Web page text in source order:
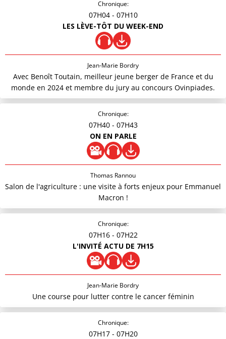
Chronique:
07H04 - 07H10
LES LÈVE-TÔT DU WEEK-END
Jean-Marie Bordry
Avec Benoît Toutain, meilleur jeune berger de France et du
monde en 2024 et membre du jury au concours Ovinpiades.
Chronique:
07H40 - 07H43
ON EN PARLE
Thomas Rannou
Salon de l'agriculture : une visite à forts enjeux pour Emmanuel
Macron !
Chronique:
07H16 - 07H22
L'INVITÉ ACTU DE 7H15
Jean-Marie Bordry
Une course pour lutter contre le cancer féminin
Chronique:
07H17 - 07H20